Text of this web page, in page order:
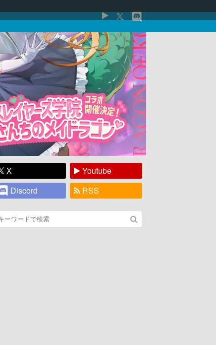
X
Youtube
Discord
RSS